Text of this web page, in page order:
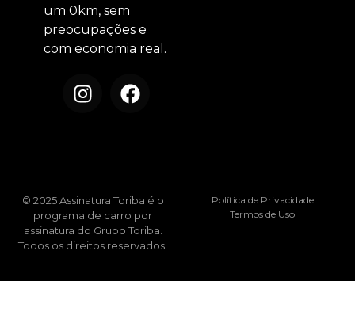
um 0km, sem
preocupações e
com economia real.
© 2025 Assinatura Toriba é o
programa de carro por
assinatura do Grupo Toriba.
Todos os direitos reservados.
Política de Privacidade
Termos de Uso